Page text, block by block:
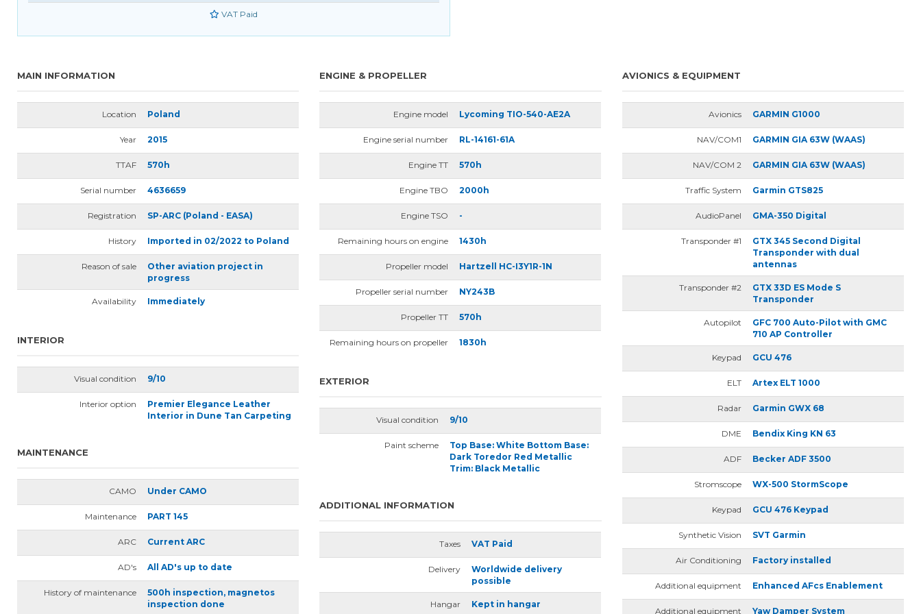
VAT Paid
MAIN INFORMATION
Location Poland
Year 2015
TTAF 570h
Serial number 4636659
Registration SP-ARC (Poland - EASA)
History Imported in 02/2022 to Poland
Reason of sale
Other aviation project in
progress
Availability Immediately
INTERIOR
Visual condition 9/10
Interior option
Premier Elegance Leather
Interior in Dune Tan Carpeting
MAINTENANCE
CAMO Under CAMO
Maintenance PART 145
ARC Current ARC
AD's All AD's up to date
History of maintenance
500h inspection, magnetos
inspection done
ENGINE & PROPELLER
Engine model Lycoming TIO-540-AE2A
Engine serial number RL-14161-61A
Engine TT 570h
Engine TBO 2000h
Engine TSO -
Remaining hours on engine 1430h
Propeller model Hartzell HC-I3Y1R-1N
Propeller serial number NY243B
Propeller TT 570h
Remaining hours on propeller 1830h
EXTERIOR
Visual condition 9/10
Paint scheme
Top Base: White Bottom Base:
Dark Toredor Red Metallic
Trim: Black Metallic
ADDITIONAL INFORMATION
Taxes VAT Paid
Delivery
Worldwide delivery
possible
Hangar Kept in hangar
AVIONICS & EQUIPMENT
Avionics GARMIN G1000
NAV/COM1 GARMIN GIA 63W (WAAS)
NAV/COM 2 GARMIN GIA 63W (WAAS)
Traffic System Garmin GTS825
AudioPanel GMA-350 Digital
Transponder #1
GTX 345 Second Digital
Transponder with dual
antennas
Transponder #2
GTX 33D ES Mode S
Transponder
Autopilot
GFC 700 Auto-Pilot with GMC
710 AP Controller
Keypad GCU 476
ELT Artex ELT 1000
Radar Garmin GWX 68
DME Bendix King KN 63
ADF Becker ADF 3500
Stromscope WX-500 StormScope
Keypad GCU 476 Keypad
Synthetic Vision SVT Garmin
Air Conditioning Factory installed
Additional equipment Enhanced AFcs Enablement
Additional equipment Yaw Damper System